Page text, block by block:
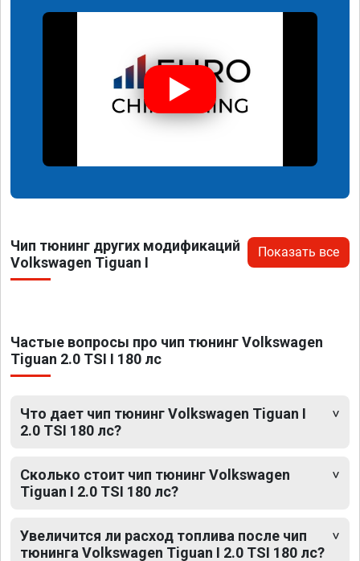
Чип тюнинг других модификаций
Volkswagen Tiguan I
Показать все
Частые вопросы про чип тюнинг Volkswagen
Tiguan 2.0 TSI I 180 лс
Что дает чип тюнинг Volkswagen Tiguan I
2.0 TSI 180 лс?
Сколько стоит чип тюнинг Volkswagen
Tiguan I 2.0 TSI 180 лс?
Увеличится ли расход топлива после чип
тюнинга Volkswagen Tiguan I 2.0 TSI 180 лс?